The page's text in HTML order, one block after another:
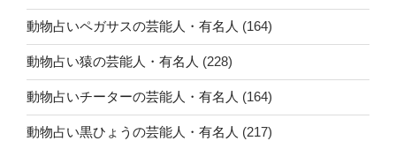
動物占いペガサスの芸能人・有名人 (164)
動物占い猿の芸能人・有名人 (228)
動物占いチーターの芸能人・有名人 (164)
動物占い黒ひょうの芸能人・有名人 (217)